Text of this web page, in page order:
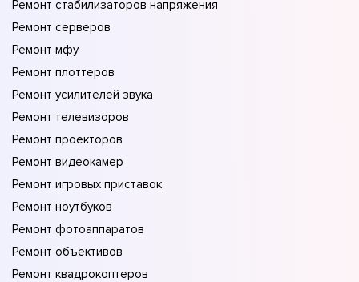
Ремонт стабилизаторов напряжения
Ремонт серверов
Ремонт мфу
Ремонт плоттеров
Ремонт усилителей звука
Ремонт телевизоров
Ремонт проекторов
Ремонт видеокамер
Ремонт игровых приставок
Ремонт ноутбуков
Ремонт фотоаппаратов
Ремонт объективов
Ремонт квадрокоптеров